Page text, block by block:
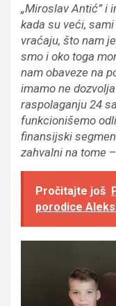
„Miroslav Antić” i
kada su veći,
vraćaju, što nam
smo i oko toga
nam obaveze na
imamo ne
raspolaganju 24
funkcionišemo
finansijski
zahvalni na tome
Pročitajte još
porodice